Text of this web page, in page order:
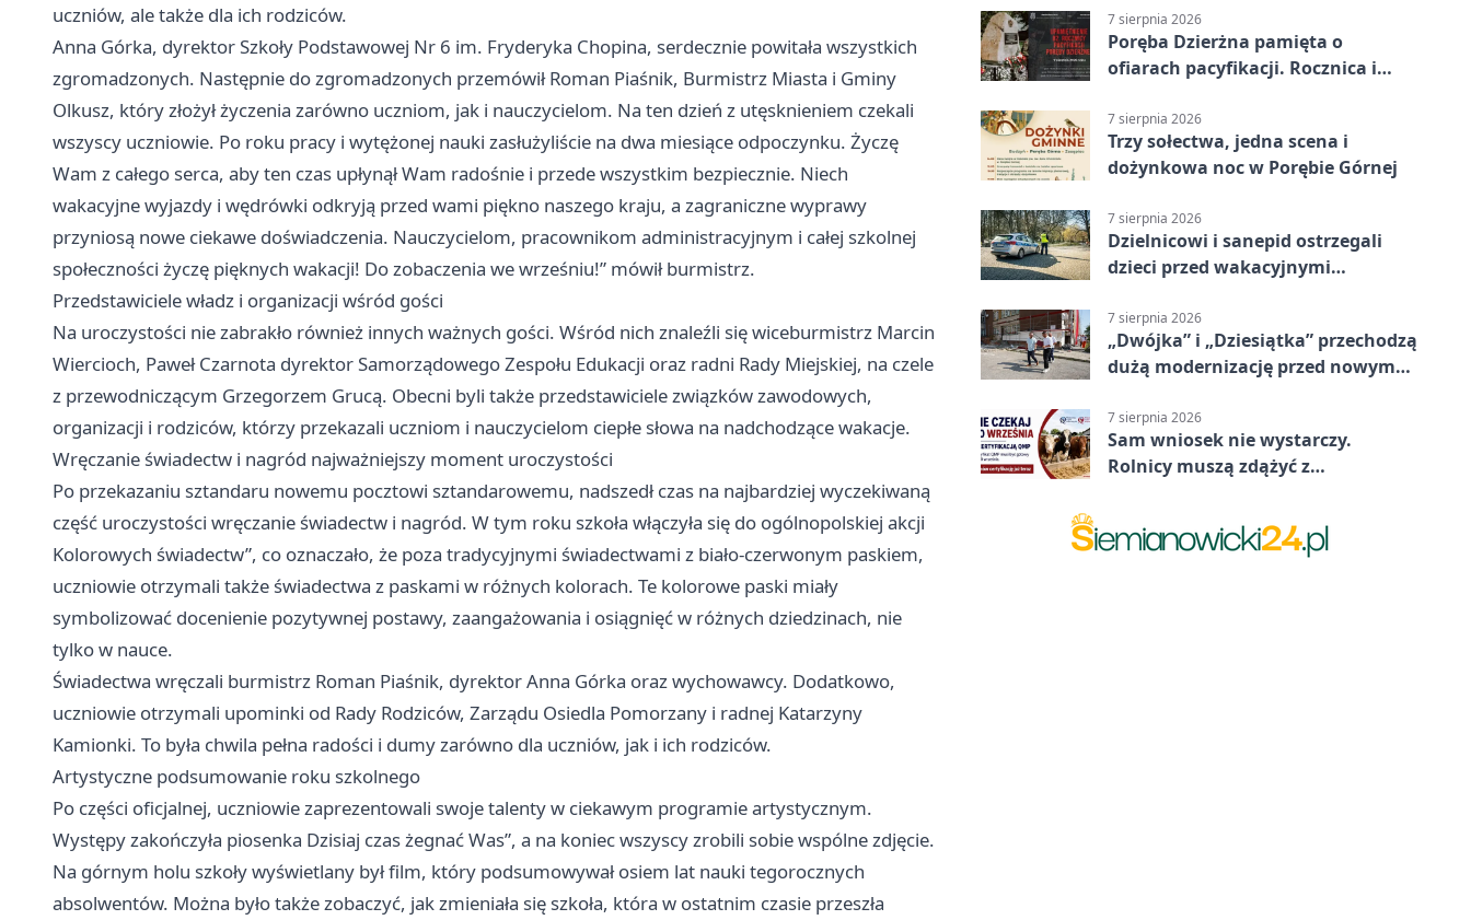
uczniów, ale także dla ich rodziców.
Anna Górka, dyrektor Szkoły Podstawowej Nr 6 im. Fryderyka Chopina, serdecznie powitała wszystkich
zgromadzonych. Następnie do zgromadzonych przemówił Roman Piaśnik, Burmistrz Miasta i Gminy
Olkusz, który złożył życzenia zarówno uczniom, jak i nauczycielom. Na ten dzień z utęsknieniem czekali
wszyscy uczniowie. Po roku pracy i wytężonej nauki zasłużyliście na dwa miesiące odpoczynku. Życzę
Wam z całego serca, aby ten czas upłynął Wam radośnie i przede wszystkim bezpiecznie. Niech
wakacyjne wyjazdy i wędrówki odkryją przed wami piękno naszego kraju, a zagraniczne wyprawy
przyniosą nowe ciekawe doświadczenia. Nauczycielom, pracownikom administracyjnym i całej szkolnej
społeczności życzę pięknych wakacji! Do zobaczenia we wrześniu!” mówił burmistrz.
Przedstawiciele władz i organizacji wśród gości
Na uroczystości nie zabrakło również innych ważnych gości. Wśród nich znaleźli się wiceburmistrz Marcin
Wiercioch, Paweł Czarnota dyrektor Samorządowego Zespołu Edukacji oraz radni Rady Miejskiej, na czele
z przewodniczącym Grzegorzem Grucą. Obecni byli także przedstawiciele związków zawodowych,
organizacji i rodziców, którzy przekazali uczniom i nauczycielom ciepłe słowa na nadchodzące wakacje.
Wręczanie świadectw i nagród najważniejszy moment uroczystości
Po przekazaniu sztandaru nowemu pocztowi sztandarowemu, nadszedł czas na najbardziej wyczekiwaną
część uroczystości wręczanie świadectw i nagród. W tym roku szkoła włączyła się do ogólnopolskiej akcji
Kolorowych świadectw”, co oznaczało, że poza tradycyjnymi świadectwami z biało-czerwonym paskiem,
uczniowie otrzymali także świadectwa z paskami w różnych kolorach. Te kolorowe paski miały
symbolizować docenienie pozytywnej postawy, zaangażowania i osiągnięć w różnych dziedzinach, nie
tylko w nauce.
Świadectwa wręczali burmistrz Roman Piaśnik, dyrektor Anna Górka oraz wychowawcy. Dodatkowo,
uczniowie otrzymali upominki od Rady Rodziców, Zarządu Osiedla Pomorzany i radnej Katarzyny
Kamionki. To była chwila pełna radości i dumy zarówno dla uczniów, jak i ich rodziców.
Artystyczne podsumowanie roku szkolnego
Po części oficjalnej, uczniowie zaprezentowali swoje talenty w ciekawym programie artystycznym.
Występy zakończyła piosenka Dzisiaj czas żegnać Was”, a na koniec wszyscy zrobili sobie wspólne zdjęcie.
Na górnym holu szkoły wyświetlany był film, który podsumowywał osiem lat nauki tegorocznych
absolwentów. Można było także zobaczyć, jak zmieniała się szkoła, która w ostatnim czasie przeszła
7 sierpnia 2026
Poręba Dzierżna pamięta o
ofiarach pacyfikacji. Rocznica i
7 sierpnia 2026
Trzy sołectwa, jedna scena i
dożynkowa noc w Porębie Górnej
7 sierpnia 2026
Dzielnicowi i sanepid ostrzegali
dzieci przed wakacyjnymi
7 sierpnia 2026
„Dwójka” i „Dziesiątka” przechodzą
dużą modernizację przed nowym
7 sierpnia 2026
Sam wniosek nie wystarczy.
Rolnicy muszą zdążyć z